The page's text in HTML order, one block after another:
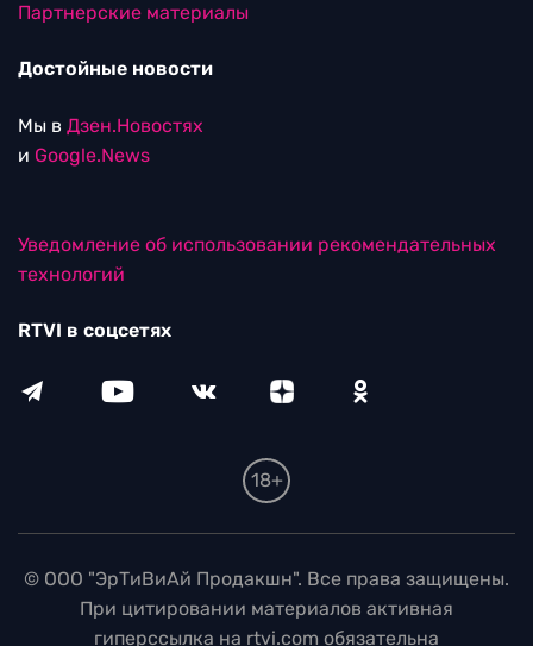
Партнерские материалы
Достойные новости
Мы в Дзен.Новостях
и Google.News
Уведомление об использовании рекомендательных
технологий
RTVI в соцсетях
18+
© ООО "ЭрТиВиАй Продакшн". Все права защищены.
При цитировании материалов активная
гиперссылка на rtvi.com обязательна